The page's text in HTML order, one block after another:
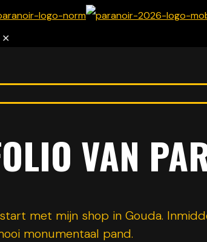
✕
VAN
met mijn shop in Gouda.
monumentaal pand.